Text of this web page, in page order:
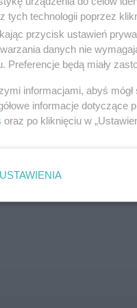
ogłoszenie nie
tych technologii poprzez
przycisk ustawień
danych nie
Preferencje będą miały
informacjami, abyś
informacje dotyczące
oraz po kliknięciu w
USTAWIENIA